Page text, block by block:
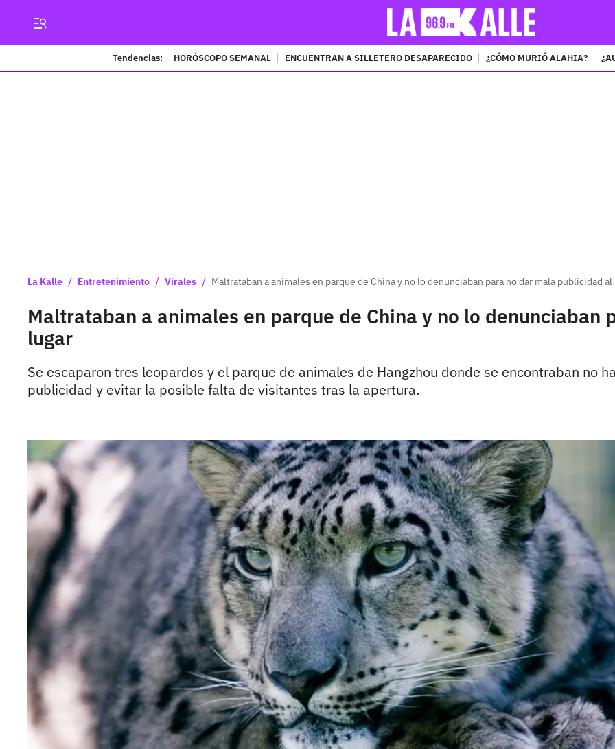
Tendencias: HORÓSCOPO SEMANAL ENCUENTRAN A SILLETERO DESAPARECIDO ¿CÓMO MURIÓ ALAHIA?
La Kalle / Entretenimiento / Virales / Maltrataban a animales en parque de China y no lo denunciaban para no dar mala publicidad al
Maltrataban a animales en parque de China y no lo
lugar
Se escaparon tres leopardos y el parque de animales de Hangzhou donde se encontraban no
publicidad y evitar la posible falta de visitantes tras la apertura.